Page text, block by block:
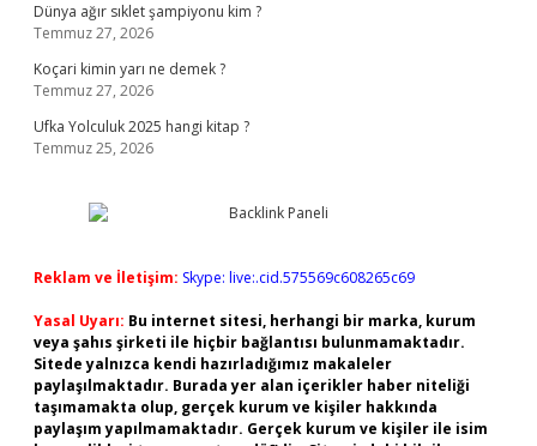
Dünya ağır sıklet şampiyonu kim ?
Temmuz 27, 2026
Koçari kimin yarı ne demek ?
Temmuz 27, 2026
Ufka Yolculuk 2025 hangi kitap ?
Temmuz 25, 2026
Reklam ve İletişim: Skype: live:.cid.575569c608265c69
Yasal Uyarı: Bu internet sitesi, herhangi bir marka, kurum
veya şahıs şirketi ile hiçbir bağlantısı bulunmamaktadır.
Sitede yalnızca kendi hazırladığımız makaleler
paylaşılmaktadır. Burada yer alan içerikler haber niteliği
taşımamakta olup, gerçek kurum ve kişiler hakkında
paylaşım yapılmamaktadır. Gerçek kurum ve kişiler ile isim